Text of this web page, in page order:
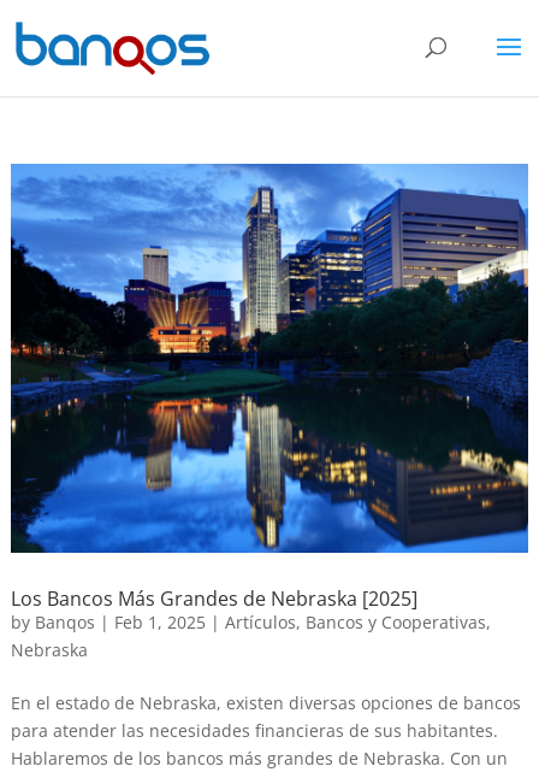
Los Bancos Más Grandes de Nebraska [2025]
by Banqos | Feb 1, 2025| Artículos, Bancos y Cooperativas,
Nebraska
En el estado de Nebraska, existen diversas opciones de bancos
para atender las necesidades financieras de sus habitantes.
Hablaremos de los bancos más grandes de Nebraska. Con un